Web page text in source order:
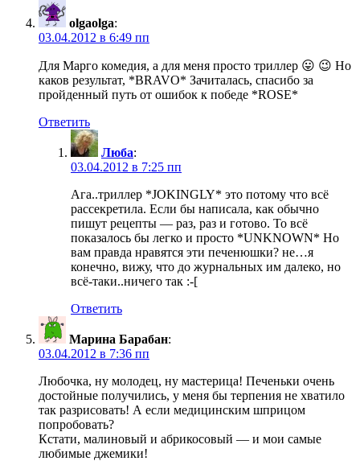
olgaolga:
03.04.2012 в 6:49 пп
Для Марго комедия, а для меня просто триллер 😛 😉 Но
каков результат, *BRAVO* Зачиталась, спасибо за
пройденный путь от ошибок к победе *ROSE*
Ответить
Люба:
03.04.2012 в 7:25 пп
Ага..триллер *JOKINGLY* это потому что всё
рассекретила. Если бы написала, как обычно
пишут рецепты — раз, раз и готово. То всё
показалось бы легко и просто *UNKNOWN* Но
вам правда нравятся эти печенюшки? не…я
конечно, вижу, что до журнальных им далеко, но
всё-таки..ничего так :-[
Ответить
Марина Барабан:
03.04.2012 в 7:36 пп
Любочка, ну молодец, ну мастерица! Печеньки очень
достойные получились, у меня бы терпения не хватило
так разрисовать! А если медицинским шприцом
попробовать?
Кстати, малиновый и абрикосовый — и мои самые
любимые джемики!